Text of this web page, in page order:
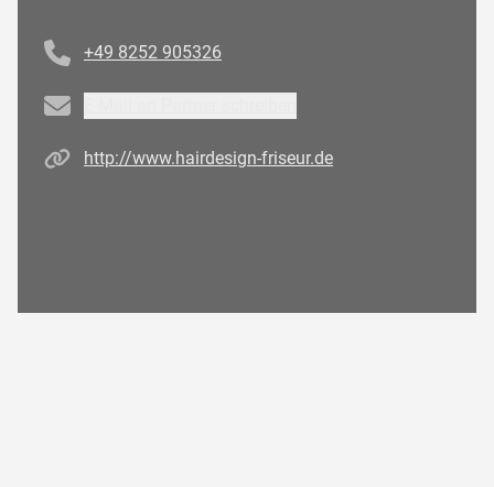
+49 8252 905326
Email
Homepagehttp://www.hairdesign-friseur.de